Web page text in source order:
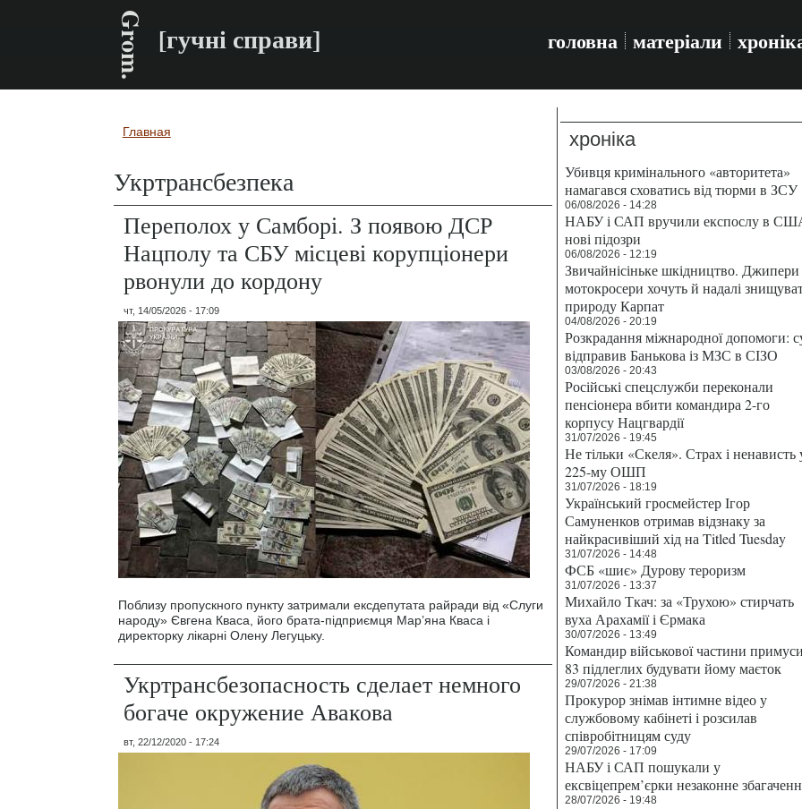
Grom. [гучні справи] головна матеріали
Вы здесь
Главная
Укртрансбезпека
Переполох у Самборі. З появою ДСР
Нацполу та СБУ місцеві корупціонери
рвонули до кордону
чт, 14/05/2026 - 17:09
Поблизу пропускного пункту затримали ексдепутата райради від «Слуги
народу» Євгена Кваса, його брата-підприємця Мар’яна Кваса і
директорку лікарні Олену Легуцьку.
Укртрансбезопасность сделает немного
богаче окружение Авакова
вт, 22/12/2020 - 17:24
хроніка
Убивця кримінального «авторитета»
намагався сховатись від тюрми в ЗСУ
06/08/2026 - 14:28
НАБУ і САП вручили експослу в
нові підозри
06/08/2026 - 12:19
Звичайнісіньке шкідництво. Джипери
мотокросери хочуть й надалі
природу Карпат
04/08/2026 - 20:19
Розкрадання міжнародної допомоги:
відправив Банькова із МЗС в СІЗО
03/08/2026 - 20:43
Російські спецслужби переконали
пенсіонера вбити командира 2-го
корпусу Нацгвардії
31/07/2026 - 19:45
Не тільки «Скеля». Страх і ненависть
225-му ОШП
31/07/2026 - 18:19
Український гросмейстер Ігор
Самуненков отримав відзнаку за
найкрасивіший хід на Titled Tuesday
31/07/2026 - 14:48
ФСБ «шиє» Дурову тероризм
31/07/2026 - 13:37
Михайло Ткач: за «Трухою» стирчать
вуха Арахамії і Єрмака
30/07/2026 - 13:49
Командир військової частини
83 підлеглих будувати йому маєток
29/07/2026 - 21:38
Прокурор знімав інтимне відео у
службовому кабінеті і розсилав
співробітницям суду
29/07/2026 - 17:09
НАБУ і САП пошукали у
ексвіцепрем’єрки незаконне
28/07/2026 - 19:48